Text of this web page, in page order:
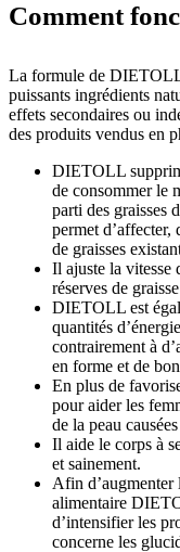
Comment
La formule de DIETOLL
puissants ingrédients
effets secondaires ou
des produits vendus en
DIETOLL
de consommer le
parti des graisses
permet d’affecter,
de graisses
Il ajuste la vitesse
réserves de
DIETOLL est
quantités
contrairement à
en forme et de
En plus de
pour aider les
de la peau
Il aide le corps à
et sainement.
Afin d’augmenter
alimentaire
d’intensifier les
concerne les